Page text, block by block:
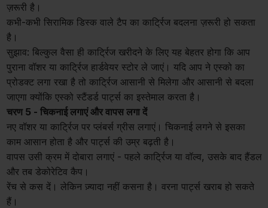
ज़रूरी है।
कभी-कभी सिरामिक डिस्क वाले टैप का कार्ट्रिज बदलना ज़रूरी हो सकता
है।
सुझाव: बिल्कुल वैसा ही कार्ट्रिज खरीदने के लिए यह बेहतर होगा कि आप
पुराना वॉशर या कार्ट्रिज हार्डवेयर स्टोर ले जाएं। यदि आप ने एस्को का
प्रोडक्ट लगा रखा है तो कार्ट्रिज आसानी से मिलेगा और आसानी से बदला
जाएगा क्योंकि एस्को स्टैंडर्ड पार्ट्स का इस्तेमाल करता है।
चरण 5 - चिकनाई लगाएं और वापस लगा दें
नए वॉशर या कार्ट्रिज पर प्लंबर्स ग्रीस लगाएं। चिकनाई लगने से इसका
काम आसान होता है और पार्ट्स की उम्र बढ़ती है।
वापस उसी क्रम में दोबारा लगाएं - पहले कार्ट्रिज या वॉल्व, उसके बाद हैंडल
और तब डेकोरेटिव कैप।
रेंच से कस दें। लेकिन ज़्यादा नहीं कसना है। वरना पार्ट्स खराब हो सकते
हैं।